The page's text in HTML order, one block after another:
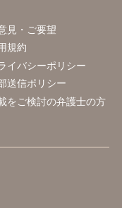
見・ご要望
規約
イバシーポリシー
送信ポリシー
をご検討の弁護士の方